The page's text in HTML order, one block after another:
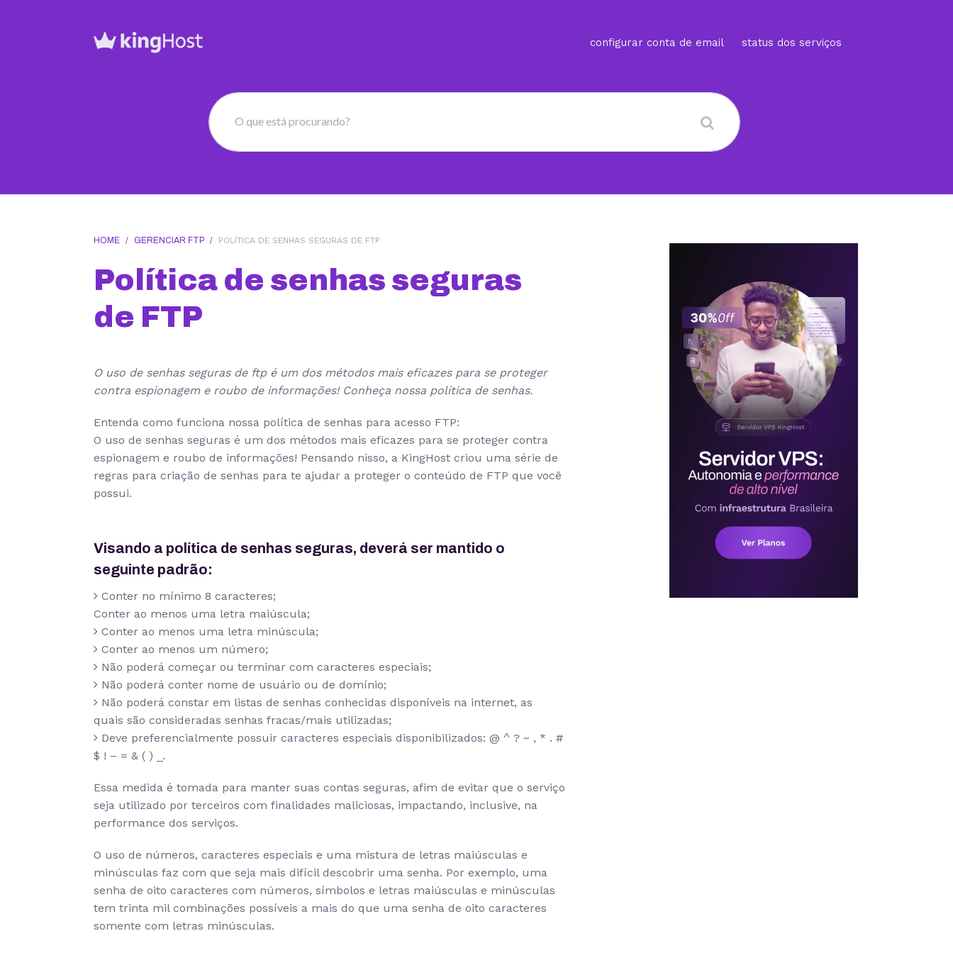
configurar conta de email status dos serviços
O que está procurando?
HOME / GERENCIAR FTP / POLÍTICA DE SENHAS SEGURAS DE FTP
Política de senhas seguras
de FTP
O uso de senhas seguras de ftp é um dos métodos mais eficazes para se proteger
contra espionagem e roubo de informações! Conheça nossa política de senhas.
Entenda como funciona nossa política de senhas para acesso FTP:
O uso de senhas seguras é um dos métodos mais eficazes para se proteger contra
espionagem e roubo de informações! Pensando nisso, a KingHost criou uma série de
regras para criação de senhas para te ajudar a proteger o conteúdo de FTP que você
possui.
Visando a política de senhas seguras, deverá ser mantido o
seguinte padrão:
Conter no mínimo 8 caracteres;
Conter ao menos uma letra maiúscula;
Conter ao menos uma letra minúscula;
Conter ao menos um número;
Não poderá começar ou terminar com caracteres especiais;
Não poderá conter nome de usuário ou de domínio;
Não poderá constar em listas de senhas conhecidas disponíveis na internet, as
quais são consideradas senhas fracas/mais utilizadas;
Deve preferencialmente possuir caracteres especiais disponibilizados: @ ^ ? ~ , * . #
$ ! – = & ( ) _ .
Essa medida é tomada para manter suas contas seguras, afim de evitar que o serviço
seja utilizado por terceiros com finalidades maliciosas, impactando, inclusive, na
performance dos serviços.
O uso de números, caracteres especiais e uma mistura de letras maiúsculas e
minúsculas faz com que seja mais difícil descobrir uma senha. Por exemplo, uma
senha de oito caracteres com números, símbolos e letras maiúsculas e minúsculas
tem trinta mil combinações possíveis a mais do que uma senha de oito caracteres
somente com letras minúsculas.